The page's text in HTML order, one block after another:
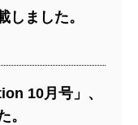
ました。
10月号」、
。